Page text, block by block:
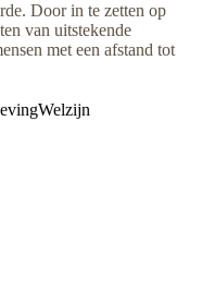
Door in te zetten op
van uitstekende
met een afstand tot
Welzijn